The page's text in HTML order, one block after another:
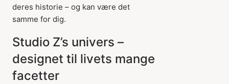
deres historie – og kan være det
samme for dig.
Studio Z’s univers –
designet til livets mange
facetter